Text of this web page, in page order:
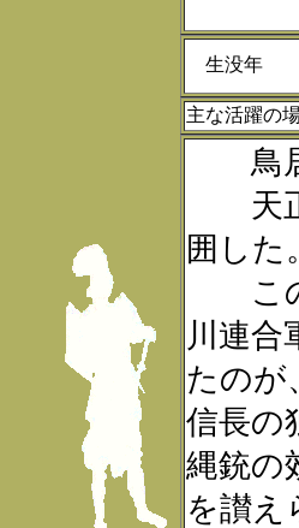
生没年
主な活躍の
鳥居
天正
囲した。
この
川連合
たの
信長の
縄銃の
を讃え